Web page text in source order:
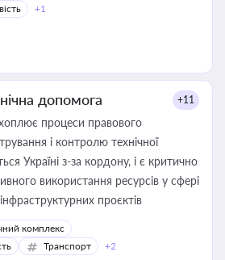
+1
допомога +11
процеси правового
і контролю технічної
Україні з-за кордону, і є критично
використання ресурсів у сфері
проєктів
комплекс
Транспорт +2